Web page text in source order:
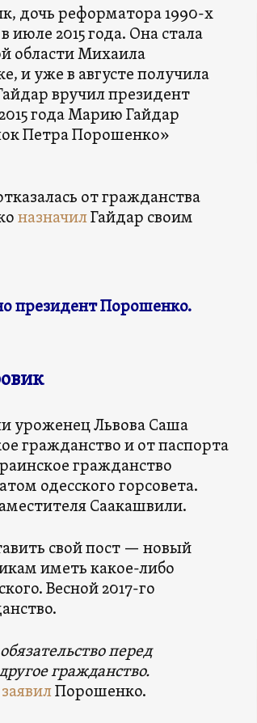
дочь реформатора 1990-х
июле 2015 года. Она стала
области Михаила
и уже в августе получила
вручил президент
года Марию Гайдар
Петра Порошенко»
от гражданства
назначилГайдар своим
президент Порошенко.
уроженец Львова Саша
гражданство и от паспорта
гражданство
одесского горсовета.
Саакашвили.
свой пост — новый
иметь какое-либо
Весной 2017-го
перед
гражданство.
заявилПорошенко.